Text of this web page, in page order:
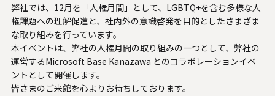
お問い合わせ
情報セキュリティ基本方針
弊社では、12月を「人権月間」として、LGBTQ+を含む多様な人
権課題への理解促進と、社内外の意識啓発を目的としたさまざま
な取り組みを行っています。
本イベントは、弊社の人権月間の取り組みの一つとして、弊社の
運営するMicrosoft Base Kanazawa とのコラボレーションイベ
ントとして開催します。
皆さまのご来館を心よりお待ちしております。